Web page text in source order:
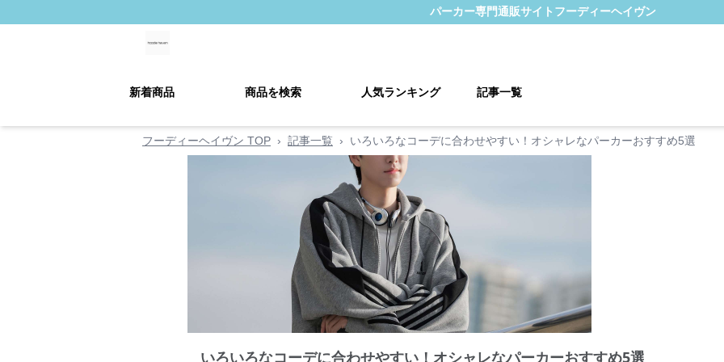
パーカー専門通販サイト フーディーヘイヴン
新着商品 商品を検索 人気ランキング 記事一覧
フーディーヘイヴン TOP › 記事一覧 › いろいろなコーデに合わせやすい！オシャレなパーカーおすすめ5選
いろいろなコーデに合わせやすい！オシャレなパーカーおすすめ5選